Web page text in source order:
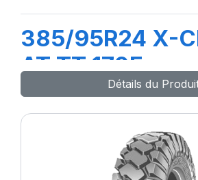
385/95R24 X-
AT TT 170F
Détails du